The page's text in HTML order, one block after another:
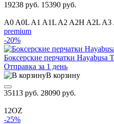
19238 руб. 15390 руб.
A0 A0L A1 A1L A2 A2H A2L A3
premium
-20%
Боксерские перчатки Hayabusa
Отправка за 1 день
В корзину
35113 руб. 28090 руб.
12OZ
-25%